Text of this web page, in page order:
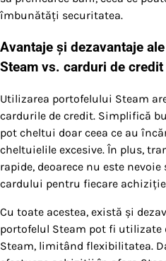
îmbunătăți securitatea.
Avantaje și dezavantaje
Steam vs. carduri de credit
Utilizarea portofelului Steam
cardurile de credit. Simplifică
pot cheltui doar ceea ce au
cheltuielile excesive. În plus,
rapide, deoarece nu este
cardului pentru fiecare
Cu toate acestea, există și
portofelul Steam pot fi
Steam, limitând flexibilitatea.